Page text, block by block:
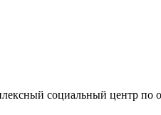
социальный центр по